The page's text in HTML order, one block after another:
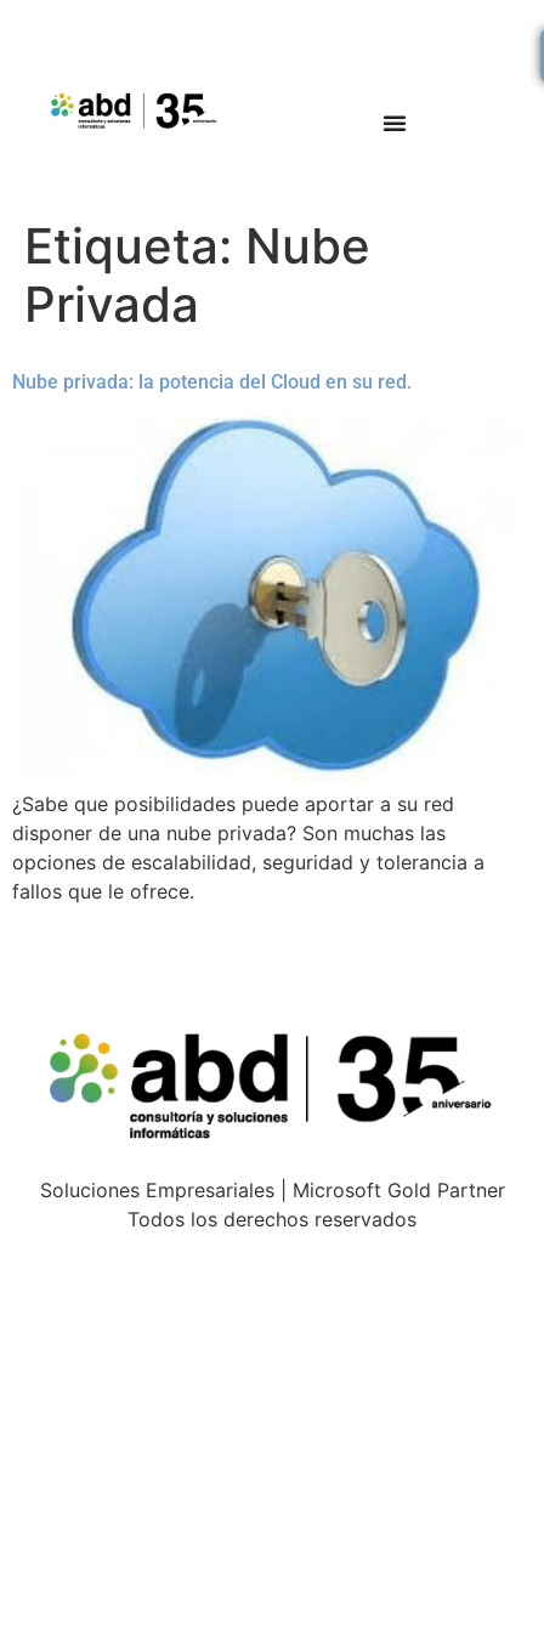
Etiqueta: Nube
Privada
Nube privada: la potencia del Cloud en su red.
¿Sabe que posibilidades puede aportar a su red
disponer de una nube privada? Son muchas las
opciones de escalabilidad, seguridad y tolerancia a
fallos que le ofrece.
Soluciones Empresariales | Microsoft Gold Partner
Todos los derechos reservados